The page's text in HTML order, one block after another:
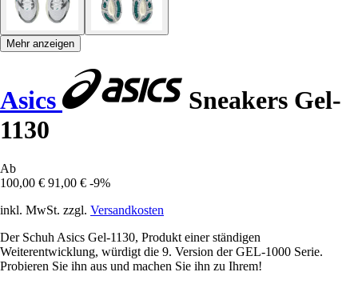
Mehr anzeigen
Asics
Sneakers Gel-
1130
Ab
100,00 € 91,00 € -9%
inkl. MwSt. zzgl. Versandkosten
Der Schuh Asics Gel-1130, Produkt einer ständigen
Weiterentwicklung, würdigt die 9. Version der GEL-1000 Serie.
Probieren Sie ihn aus und machen Sie ihn zu Ihrem!